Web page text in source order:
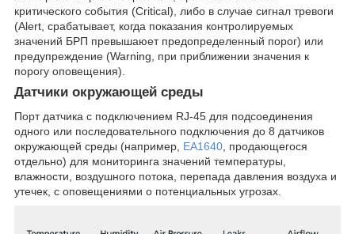
критического события (Critical), либо в случае сигнал тревоги
(Alert, срабатывает, когда показания контролируемых
значений БРП превышаюет предопределенный порог) или
предупреждение (Warning, при приближении значения к
порогу оповещения).
Датчики окружающей среды
Порт датчика с подключением RJ-45 для подсоединения
одного или последовательного подключения до 8 датчиков
окружающей среды (например, EA1640 , продающегося
отдельно) для мониторинга значений температуры,
влажности, воздушного потока, перепада давления воздуха и
утечек, с оповещениями о потенциальных угрозах.